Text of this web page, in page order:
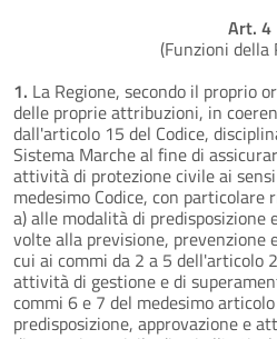
Art. 4
(Funzioni della
1. La Regione, secondo il proprio
delle proprie attribuzioni, in
dall'articolo 15 del Codice,
Sistema Marche al fine di
attività di protezione civile ai
medesimo Codice, con particolare
a) alle modalità di
volte alla previsione, prevenzione
cui ai commi da 2 a 5 dell'articolo
attività di gestione e di
commi 6 e 7 del medesimo
predisposizione, approvazione e